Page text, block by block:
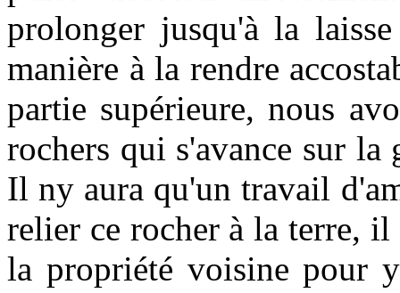
prolonger jusqu'à la
manière à la rendre
partie supérieure, nous
rochers qui s'avance sur
Il ny aura qu'un travail
relier ce rocher à la terre, il
la propriété voisine pour